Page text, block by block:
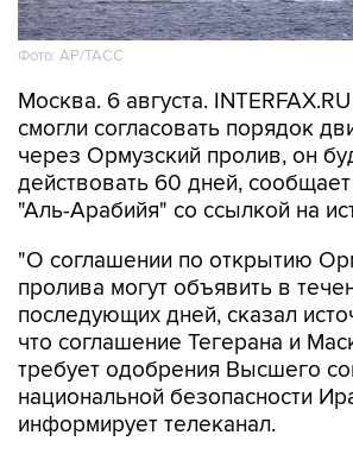
Фото: AP/ТАСС
Москва. 6 августа.
смогли согласовать порядок
через Ормузский пролив, он
действовать 60 дней,
"Аль-Арабийя" со ссылкой на
"О соглашении по открытию
пролива могут объявить в
последующих дней, сказал
что соглашение Тегерана и
требует одобрения Высшего
национальной безопасности
информирует телеканал.